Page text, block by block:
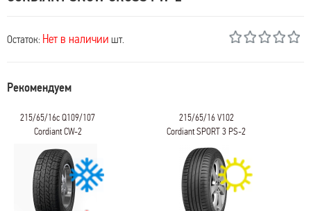
Остаток: Нет в наличии шт.
Рекомендуем
215/65/16c Q109/107
Cordiant CW-2
215/65/16 V102
Cordiant SPORT 3 PS-2